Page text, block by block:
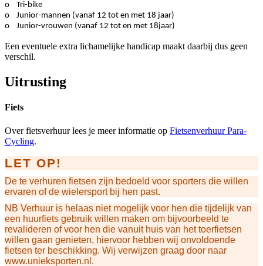
o Tri-bike
o Junior-mannen (vanaf 12 tot en met 18 jaar)
o Junior-vrouwen (vanaf 12 tot en met 18jaar)
Een eventuele extra lichamelijke handicap maakt daarbij dus geen
verschil.
Uitrusting
Fiets
Over fietsverhuur lees je meer informatie op Fietsenverhuur Para-
Cycling.
LET OP!
De te verhuren fietsen zijn bedoeld voor sporters die willen
ervaren of de wielersport bij hen past.
NB Verhuur is helaas niet mogelijk voor hen die tijdelijk van
een huurfiets gebruik willen maken om bijvoorbeeld te
revalideren of voor hen die vanuit huis van het toerfietsen
willen gaan genieten, hiervoor hebben wij onvoldoende
fietsen ter beschikking. Wij verwijzen graag door naar
www.unieksporten.nl.